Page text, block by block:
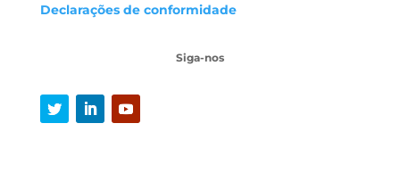
Declaraçõesde conformidade
Siga-nos